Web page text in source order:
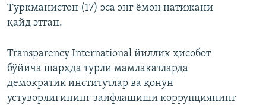
Туркманистон (17) эса энг ёмон натижани
қайд этган.
Transparency International йиллик ҳисобот
бўйича шарҳда турли мамлакатларда
демократик институтлар ва қонун
устуворлигининг заифлашиши коррупциянинг